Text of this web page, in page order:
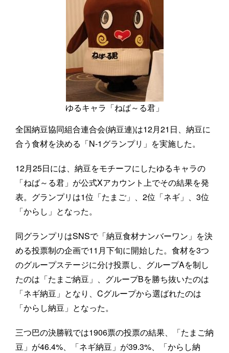
ゆるキャラ「ねば～る君」
全国納豆協同組合連合会(納豆連)は12月21日、納豆に
合う食材を決める「N-1グランプリ」を実施した。
12月25日には、納豆をモチーフにしたゆるキャラの
「ねば～る君」が公式Xアカウント上でその結果を発
表。グランプリは1位「たまご」、2位「ネギ」、3位
「からし」となった。
同グランプリはSNSで「納豆食材ナンバーワン」を決
める投票制の企画で11月下旬に開始した。食材を3つ
のグループステージに分け投票し、グループAを制し
たのは「たまご納豆」、グループBを勝ち抜いたのは
「ネギ納豆」となり、Cグループから選ばれたのは
「からし納豆」となった。
三つ巴の決勝戦では1906票の投票の結果、「たまご納
豆」が46.4%、「ネギ納豆」が39.3%、「からし納